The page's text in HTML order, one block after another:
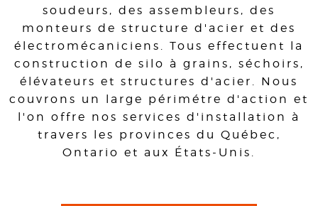
soudeurs, des assembleurs, des
monteurs de structure d'acier et des
électromécaniciens. Tous effectuent la
construction de silo à grains, séchoirs,
élévateurs et structures d'acier. Nous
couvrons un large périmétre d'action et
l'on offre nos services d'installation à
travers les provinces du Québec,
Ontario et aux États-Unis.